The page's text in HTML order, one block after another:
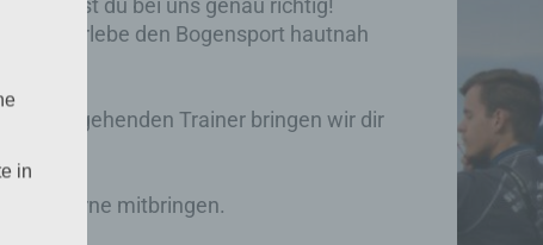
bist du bei uns genau richtig!
und erlebe den Bogensport hautnah
hast.
angehenden Trainer bringen wir dir
gerne mitbringen.
in